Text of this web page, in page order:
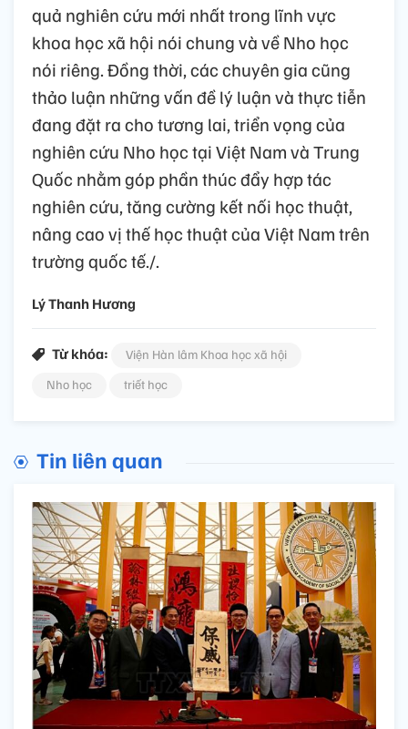
quả nghiên cứu mới nhất trong lĩnh vực
khoa học xã hội nói chung và về Nho học
nói riêng. Đồng thời, các chuyên gia cũng
thảo luận những vấn đề lý luận và thực tiễn
đang đặt ra cho tương lai, triển vọng của
nghiên cứu Nho học tại Việt Nam và Trung
Quốc nhằm góp phần thúc đẩy hợp tác
nghiên cứu, tăng cường kết nối học thuật,
nâng cao vị thế học thuật của Việt Nam trên
trường quốc tế./.
Lý Thanh Hương
Từ khóa:
Viện Hàn lâm Khoa học xã hội
Nho học
triết học
Tin liên quan